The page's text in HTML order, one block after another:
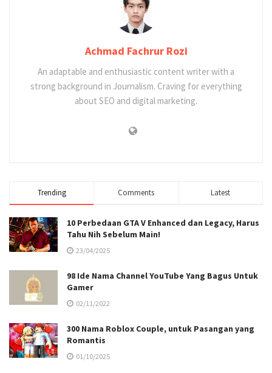
Achmad Fachrur Rozi
An adaptable and enthusiastic content writer with a
strong background in Journalism. Craving for everything
about SEO and digital marketing.
Trending Comments Latest
10 Perbedaan GTA V Enhanced dan Legacy, Harus
Tahu Nih Sebelum Main!
23/04/2025
98 Ide Nama Channel YouTube Yang Bagus Untuk
Gamer
02/11/2022
300 Nama Roblox Couple, untuk Pasangan yang
Romantis
01/10/2025